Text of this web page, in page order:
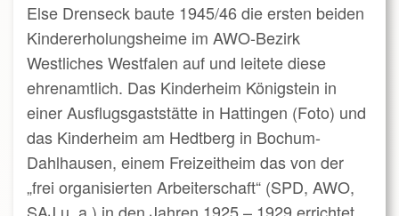
Else Drenseck baute 1945/46 die ersten beiden
Kindererholungsheime im AWO-Bezirk
Westliches Westfalen auf und leitete diese
ehrenamtlich. Das Kinderheim Königstein in
einer Ausflugsgaststätte in Hattingen (Foto) und
das Kinderheim am Hedtberg in Bochum-
Dahlhausen, einem Freizeitheim das von der
„frei organisierten Arbeiterschaft“ (SPD, AWO,